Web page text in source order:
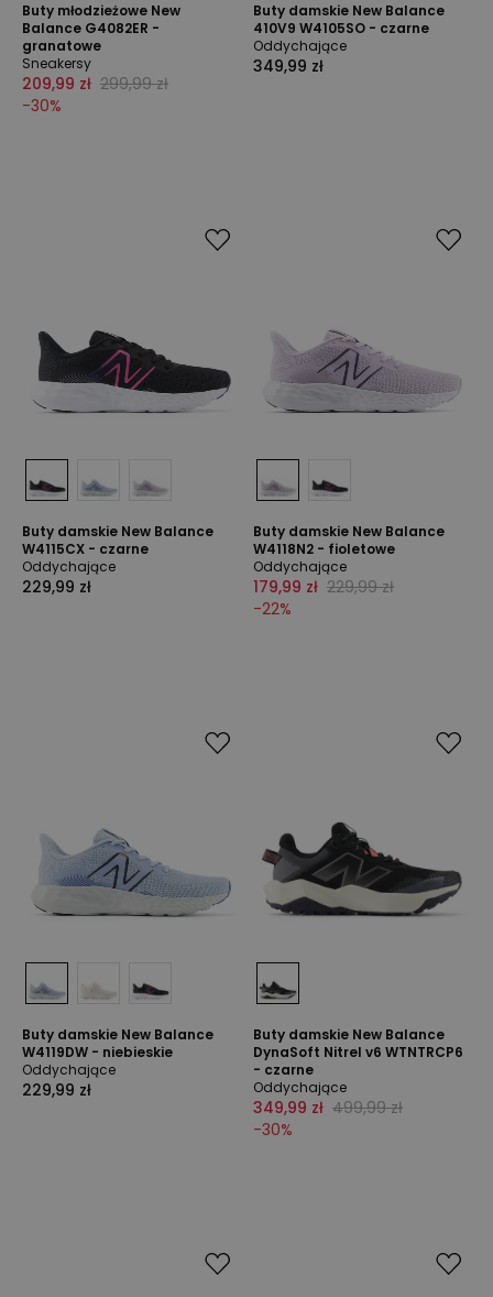
Buty młodzieżowe New
Balance G4082ER -
granatowe
Sneakersy
209,99 zł 299,99 zł
-30%
Buty damskie New Balance
410V9 W4105SO - czarne
Oddychające
349,99 zł
Buty damskie New Balance
W4115CX - czarne
Oddychające
229,99 zł
Buty damskie New Balance
W4118N2 - fioletowe
Oddychające
179,99 zł 229,99 zł
-22%
Buty damskie New Balance
W4119DW - niebieskie
Oddychające
229,99 zł
Buty damskie New Balance
DynaSoft Nitrel v6 WTNTRCP6
- czarne
Oddychające
349,99 zł 499,99 zł
-30%